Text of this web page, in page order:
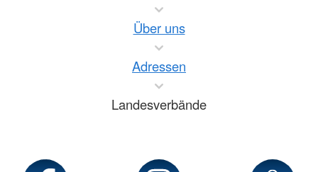
Über uns
Adressen
Landesverbände